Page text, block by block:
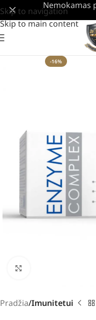
Skip to navigation
Skip to main content
Nemokamas
-16%
Pradžia Imunitetui